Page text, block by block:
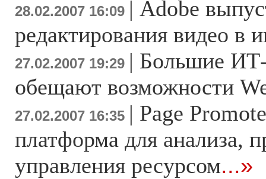
28.02.2007 16:09 | Adobe
редактирования видео в
27.02.2007 19:29 | Большие
обещают возможности
27.02.2007 16:35 | Page
платформа для анализа,
управления ресурсом...»